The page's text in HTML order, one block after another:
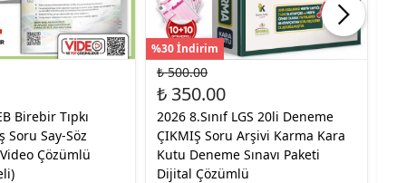
Birebir Tıpkı
Soru Say-Söz
Çözümlü
%30 İndirim
₺ 500.00
₺ 350.00
2026 8.Sınıf LGS 20li Deneme
ÇIKMIŞ Soru Arşivi Karma Kara
Kutu Deneme Sınavı Paketi
Dijital Çözümlü